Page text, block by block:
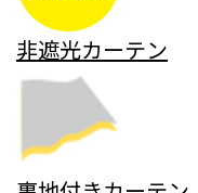
非遮光カーテン